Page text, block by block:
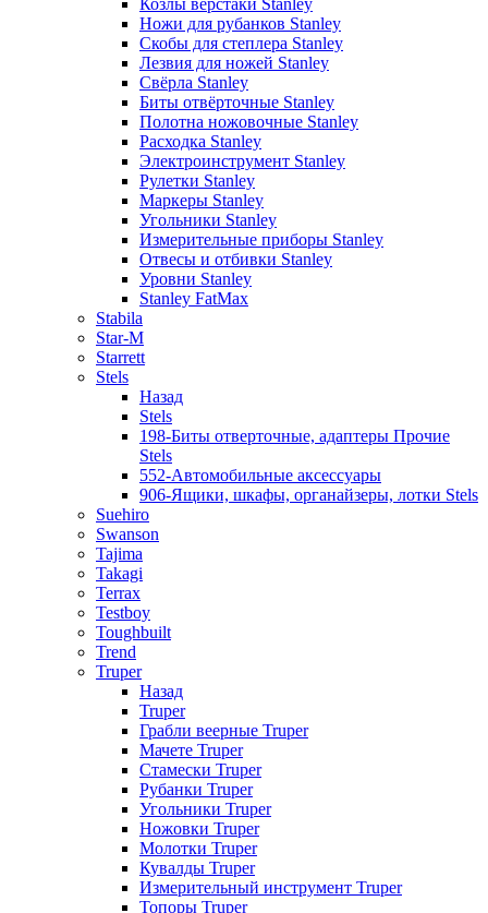
Козлы верстаки Stanley
Ножи для рубанков Stanley
Скобы для степлера Stanley
Лезвия для ножей Stanley
Свёрла Stanley
Биты отвёрточные Stanley
Полотна ножовочные Stanley
Расходка Stanley
Электроинструмент Stanley
Рулетки Stanley
Маркеры Stanley
Угольники Stanley
Измерительные приборы Stanley
Отвесы и отбивки Stanley
Уровни Stanley
Stanley FatMax
Stabila
Star-M
Starrett
Stels
Назад
Stels
198-Биты отверточные, адаптеры Прочие
Stels
552-Автомобильные аксессуары
906-Ящики, шкафы, органайзеры, лотки Stels
Suehiro
Swanson
Tajima
Takagi
Terrax
Testboy
Toughbuilt
Trend
Truper
Назад
Truper
Грабли веерные Truper
Мачете Truper
Стамески Truper
Рубанки Truper
Угольники Truper
Ножовки Truper
Молотки Truper
Кувалды Truper
Измерительный инструмент Truper
Топоры Truper